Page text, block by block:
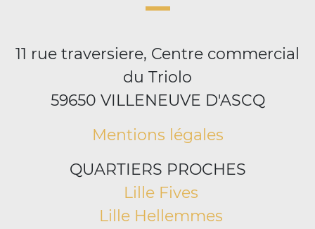
11 rue traversiere, Centre commercial
du Triolo
59650 VILLENEUVE D'ASCQ
Mentions légales
QUARTIERS PROCHES
Lille Fives
Lille Hellemmes